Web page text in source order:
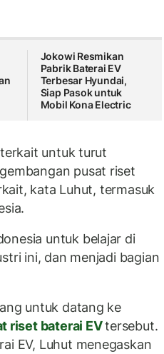
Jokowi Resmikan
Pabrik Baterai EV
Terbesar Hyundai,
Siap Pasok untuk
Mobil Kona Electric
untuk turut
pusat riset
kata Luhut, termasuk
untuk belajar di
ini, dan menjadi bagian
untuk datang ke
riset baterai EVtersebut.
EV, Luhut menegaskan